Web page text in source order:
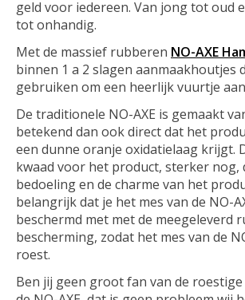
geld voor iedereen. Van jong tot oud
tot onhandig.
Met de massief rubberen NO-AXE
binnen 1 a 2 slagen aanmaakhoutjes
gebruiken om een heerlijk vuurtje
De traditionele NO-AXE is gemaakt
betekend dan ook direct dat het
een dunne oranje oxidatielaag krijgt.
kwaad voor het product, sterker nog,
bedoeling en de charme van het
belangrijk dat je het mes van de NO-
beschermd met met de meegeleverd
bescherming, zodat het mes van de
roest.
Ben jij geen groot fan van de